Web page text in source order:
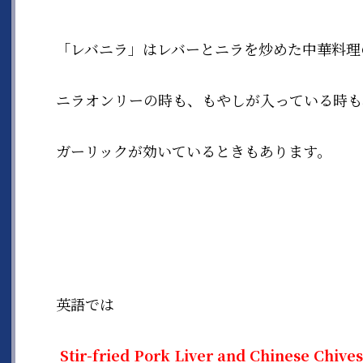
「レバニラ」はレバーとニラを炒めた中華料理
ニラオンリーの時も、もやしが入っている時も
ガーリックが効いているときもあります。
英語では
Stir-fried Pork Liver and Chinese